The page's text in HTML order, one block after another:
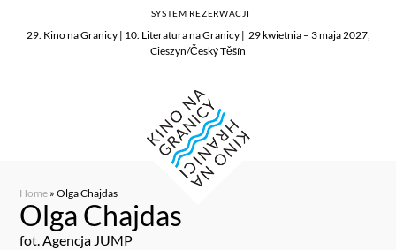
29. Kino na Granicy | 10. Literatura na Granicy | 29 kwietnia – 3 maja 2027,
Cieszyn/Český Těšín
SYSTEM REZERWACJI
Home »Olga Chajdas
Olga Chajdas
fot. Agencja JUMP